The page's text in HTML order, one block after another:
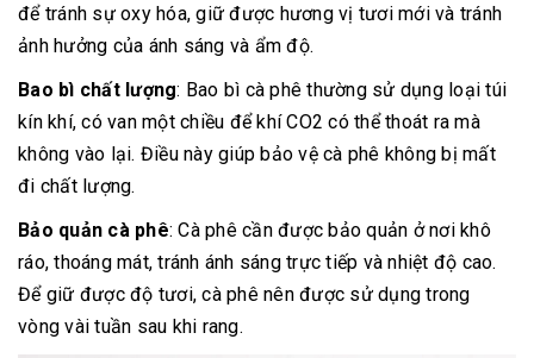
để tránh sự oxy hóa, giữ được hương vị tươi mới và tránh
ảnh hưởng của ánh sáng và ẩm độ.
Bao bì chất lượng: Bao bì cà phê thường sử dụng loại túi
kín khí, có van một chiều để khí CO2 có thể thoát ra mà
không vào lại. Điều này giúp bảo vệ cà phê không bị mất
đi chất lượng.
Bảo quản cà phê: Cà phê cần được bảo quản ở nơi khô
ráo, thoáng mát, tránh ánh sáng trực tiếp và nhiệt độ cao.
Để giữ được độ tươi, cà phê nên được sử dụng trong
vòng vài tuần sau khi rang.